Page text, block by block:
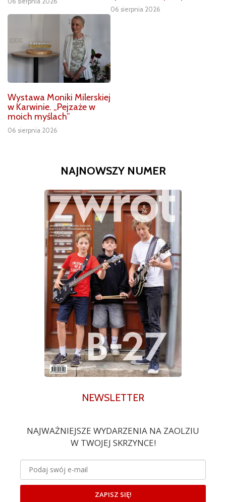
06 sierpnia 2026
Wystawa Moniki Milerskiej
w Karwinie. „Pejzaże w
moich myślach”
06 sierpnia 2026
NAJNOWSZY NUMER
NEWSLETTER
NAJWAŻNIEJSZE WYDARZENIA NA ZAOLZIU
W TWOJEJ SKRZYNCE!
ZAPISZ SIĘ!